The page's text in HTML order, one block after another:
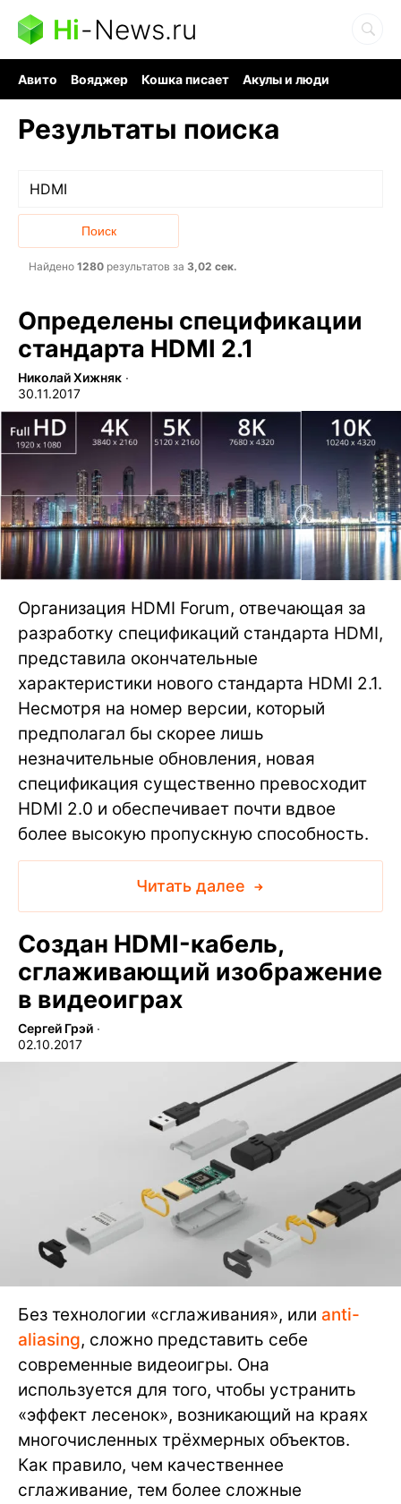
Hi-News.ru
Авито Вояджер Кошка писает
Акулы и люди
Результаты поиска
Найдено 1280 результатов за 3,02 сек.
Определены спецификации
стандарта HDMI 2.1
Николай Хижняк ∙
30.11.2017
Организация HDMI Forum, отвечающая за
разработку спецификаций стандарта HDMI,
представила окончательные
характеристики нового стандарта HDMI 2.1.
Несмотря на номер версии, который
предполагал бы скорее лишь
незначительные обновления, новая
спецификация существенно превосходит
HDMI 2.0 и обеспечивает почти вдвое
более высокую пропускную способность.
Читать далее
Создан HDMI-кабель,
сглаживающий изображение
в видеоиграх
Сергей Грэй ∙
02.10.2017
Без технологии «сглаживания», или anti-
aliasing, сложно представить себе
современные видеоигры. Она
используется для того, чтобы устранить
«эффект лесенок», возникающий на краях
многочисленных трёхмерных объектов.
Как правило, чем качественнее
сглаживание, тем более сложные